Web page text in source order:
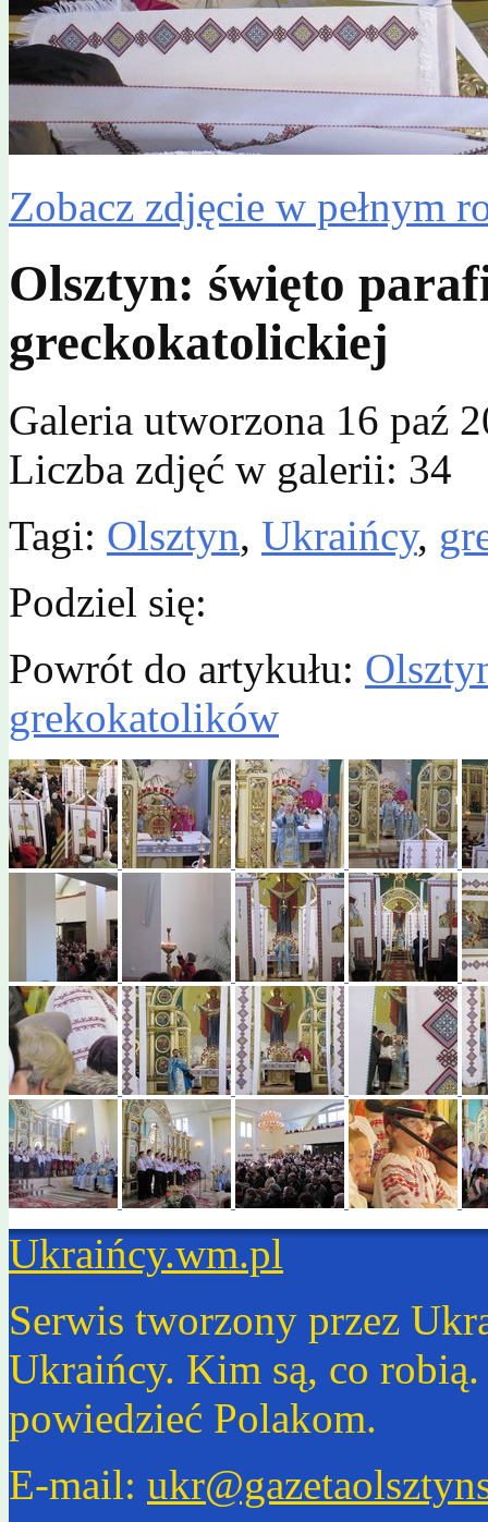
Zobacz zdjęcie w pełnym
Olsztyn: święto
greckokatolickiej
Galeria utworzona 16 paź
Liczba zdjęć w galerii: 34
Tagi: Olsztyn, Ukraińcy,
Podziel się:
Powrót do artykułu:
grekokatolików
Ukraińcy.wm.pl
Serwis tworzony przez
Ukraińcy. Kim są, co
powiedzieć Polakom.
E-mail: